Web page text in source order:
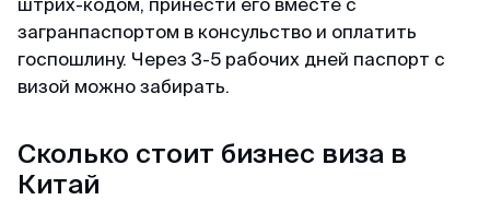
загранпаспортом в консульство и оплатить
госпошлину. Через 3-5 рабочих дней паспорт с
визой можно забирать.
Сколько стоит бизнес виза в
Китай